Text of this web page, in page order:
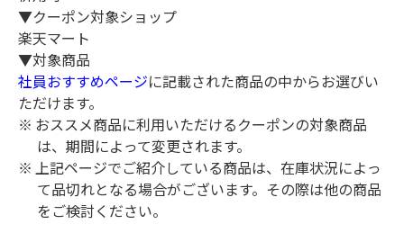
▼クーポン対象ショップ
楽天マート
▼対象商品
社員おすすめページに記載された商品の中からお選びい
ただけます。
おススメ商品に利用いただけるクーポンの対象商品
は、期間によって変更されます。
上記ページでご紹介している商品は、在庫状況によっ
て品切れとなる場合がございます。その際は他の商品
をご検討ください。